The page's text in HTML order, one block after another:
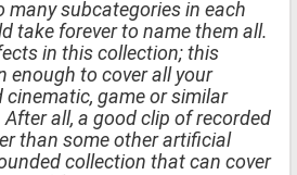
many subcategories in each
take forever to name them all.
in this collection; this
enough to cover all your
game or similar
all, a good clip of recorded
than some other artificial
collection that can cover